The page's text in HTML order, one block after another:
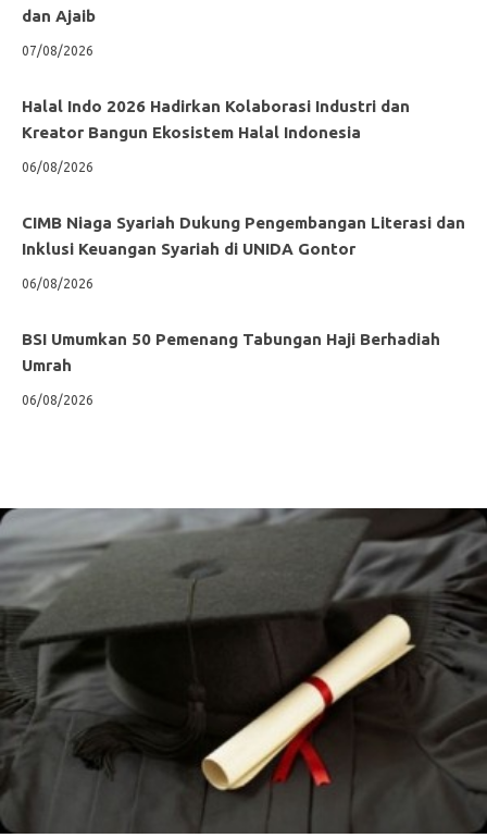
dan Ajaib
07/08/2026
Halal Indo 2026 Hadirkan Kolaborasi Industri dan
Kreator Bangun Ekosistem Halal Indonesia
06/08/2026
CIMB Niaga Syariah Dukung Pengembangan Literasi dan
Inklusi Keuangan Syariah di UNIDA Gontor
06/08/2026
BSI Umumkan 50 Pemenang Tabungan Haji Berhadiah
Umrah
06/08/2026